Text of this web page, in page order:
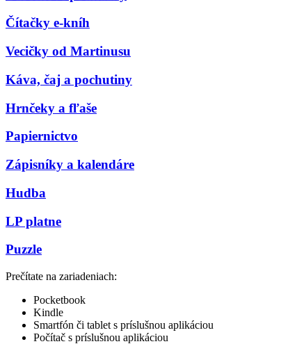
Čítačky e-kníh
Vecičky od Martinusu
Káva, čaj a pochutiny
Hrnčeky a fľaše
Papiernictvo
Zápisníky a kalendáre
Hudba
LP platne
Puzzle
Prečítate na zariadeniach:
Pocketbook
Kindle
Smartfón či tablet s príslušnou aplikáciou
Počítač s príslušnou aplikáciou